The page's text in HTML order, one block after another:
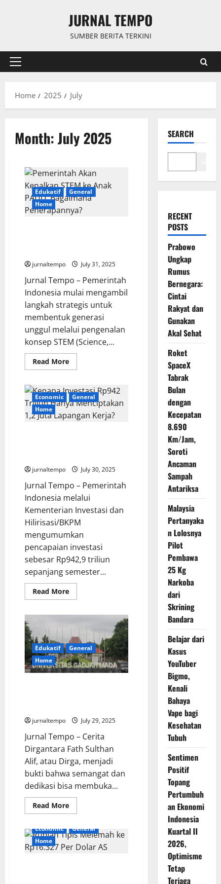
JURNAL TEMPO
SUMBER BERITA TERKINI
Primary
Home
2025 July
Month:July 2025
Edukatif
General
Home
jurnaltempo July 31, 2025
Jurnal Tempo – Pemerintah
Indonesia mulai mengambil
langkah strategis untuk
membentuk generasi
unggul melalui pengenalan
konsep STEM (Science,...
Read MoreRead
more
Akan
Kenalkan
STEM
ke
Anak
PAUD,
Economic
General
Home
jurnaltempo July 30, 2025
Jurnal Tempo – Pemerintah
Indonesia melalui
Kementerian Investasi dan
Hilirisasi/BKPM
mengumumkan
pencapaian investasi
sebesar Rp942,9 triliun
sepanjang semester...
Read MoreRead
more
Hanya
Menciptakan
1,2
Juta
Lapangan
Kerja?
Edukatif
General
Home
jurnaltempo July 29, 2025
Jurnal Tempo – Cerita
Dirgantara Fath Sulthan
Alif, atau Dirga, menjadi
bukti bahwa semangat dan
dedikasi bisa membuka...
Read MoreRead
more
Dirga,
Anak
Tukang
Bubur
Economic
General
Home
SEARCH
RECENT
POSTS
Prabowo
Ungkap
Rumus
Bernegara:
Cintai
Rakyat dan
Gunakan
Akal Sehat
Roket
SpaceX
Tabrak
Bulan
dengan
Kecepatan
8.690
Km/Jam,
Soroti
Ancaman
Sampah
Antariksa
Malaysia
Pertanyaka
n Lolosnya
Pilot
Pembawa
25 Kg
Narkoba
dari
Skrining
Bandara
Belajar dari
Kasus
YouTuber
Bigmo,
Kenali
Bahaya
Vape bagi
Kesehatan
Tubuh
Sentimen
Positif
Topang
Pertumbuh
an Ekonomi
Indonesia
Kuartal II
2026,
Optimisme
Tetap
Terjaga